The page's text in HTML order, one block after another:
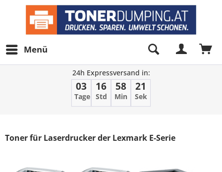
Menü
24h Expressversand in:
03
Tage
16
Std
58
Min
21
Sek
Toner für Laserdrucker der Lexmark E-Serie